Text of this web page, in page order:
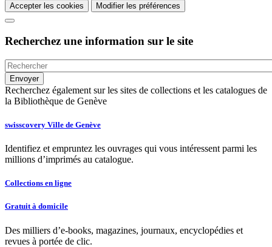
Accepter les cookies Modifier les préférences
Recherchez une information sur le site
Recherchez également sur les sites de collections et les catalogues de
la Bibliothèque de Genève
swisscovery Ville de Genève
Identifiez et empruntez les ouvrages qui vous intéressent parmi les
millions d’imprimés au catalogue.
Collections en ligne
Gratuit à domicile
Des milliers d’e-books, magazines, journaux, encyclopédies et
revues à portée de clic.